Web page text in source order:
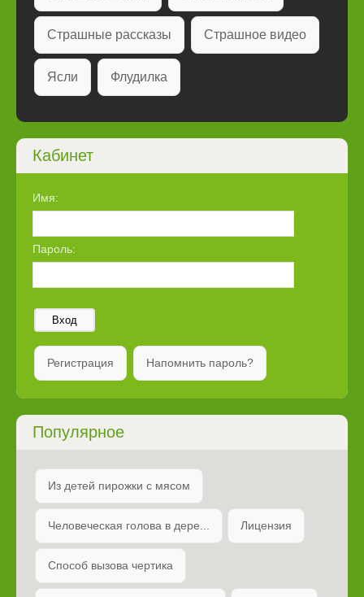
Страшные рассказы Страшное видео
Ясли Флудилка
Кабинет
Имя:
Пароль:
Вход
Регистрация Напомнить пароль?
Популярное
Из детей пирожки с мясом
Человеческая голова в дере... Лицензия
Способ вызова чертика